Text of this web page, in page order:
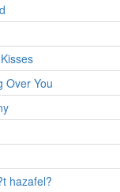
Over You
hazafel?